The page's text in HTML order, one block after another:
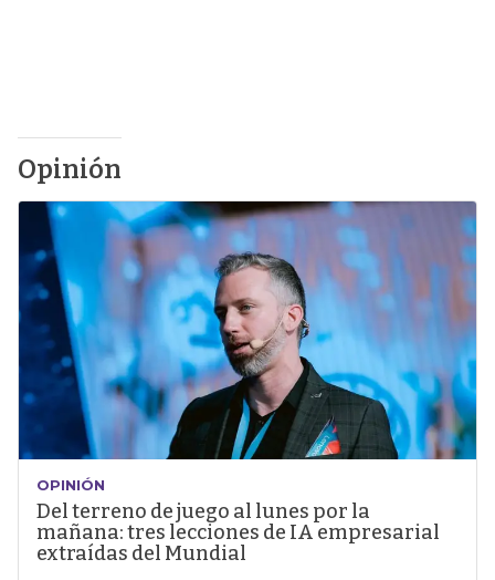
Opinión
OPINIÓN
Del terreno de juego al lunes por la
mañana: tres lecciones de IA empresarial
extraídas del Mundial